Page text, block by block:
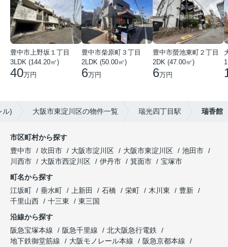
豊中市上野坂１丁目
3LDK (144.20㎡)
40万円
豊中市柴原町３丁目
2LDK (50.00㎡)
6万円
豊中市螢池東町２丁目
2DK (47.00㎡)
6万円
ル) 大阪市東淀川区の物件一覧 瑞光四丁目駅 瑞香館
市区町村から探す
豊中市
吹田市 大阪市淀川区 大阪市東淀川区
池田市
川西市
大阪市西淀川区 伊丹市 箕面市
宝塚市
町名から探す
江坂町
垂水町 上新田 石橋 栄町 木川東
豊新
千里山西
十三東
東三国
沿線から探す
阪急宝塚本線
阪急千里線
北大阪急行電鉄
地下鉄御堂筋線
大阪モノレール本線
阪急京都本線